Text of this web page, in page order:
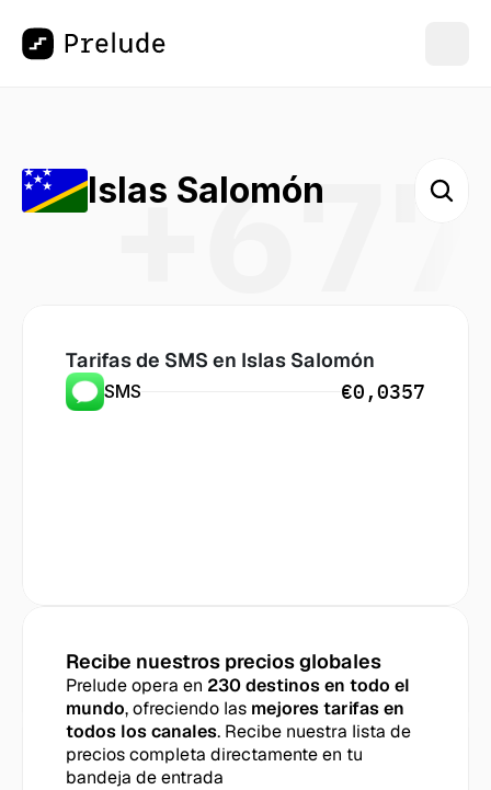
+677
Islas Salomón
Tarifas de SMS en Islas Salomón
SMS €0,0357
Recibe nuestros precios globales
Prelude opera en 230 destinos en todo el
mundo, ofreciendo las mejores tarifas en
todos los canales. Recibe nuestra lista de
precios completa directamente en tu
bandeja de entrada